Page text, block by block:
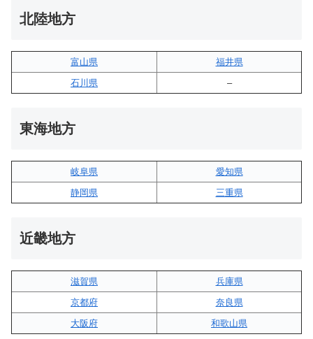
北陸地方
富山県
福井県
石川県
–
東海地方
岐阜県
愛知県
静岡県
三重県
近畿地方
滋賀県
兵庫県
京都府
奈良県
大阪府
和歌山県